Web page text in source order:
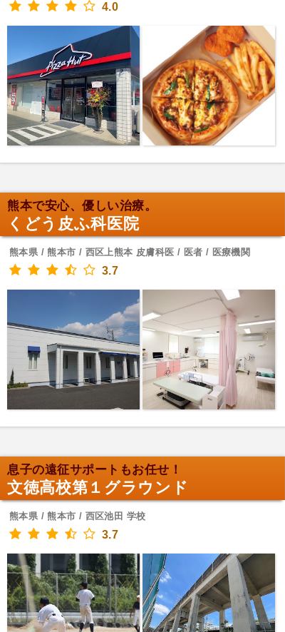
4.0
熊本で安心、優しい治療。
くどう皮ふ科医院
熊本県 / 熊本市 / 西区上熊本 皮膚科医 / 医者 / 医療機関
3.7
息子の遠征サポートもお任せ！
文徳高校第１グラウンド
熊本県 / 熊本市 / 西区池田 学校
3.7